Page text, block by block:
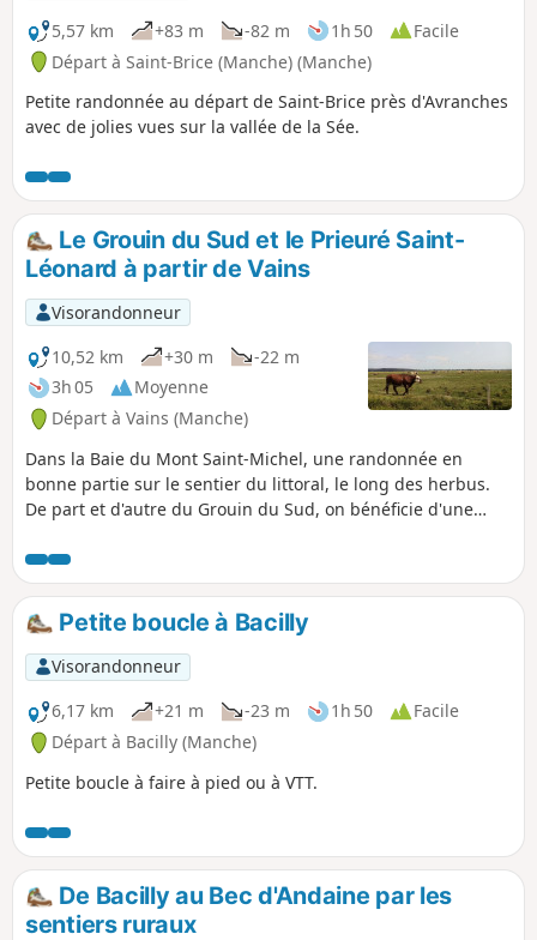
5,57 km
+83 m -82 m 1h 50
Facile
Départ à Saint-Brice (Manche) (Manche)
Petite randonnée au départ de Saint-Brice près d'Avranches
avec de jolies vues sur la vallée de la Sée.
Le Grouin du Sud et le Prieuré Saint-
Léonard à partir de Vains
Visorandonneur
10,52 km
+30 m
-22 m
3h 05
Moyenne
Départ à Vains (Manche)
Dans la Baie du Mont Saint-Michel, une randonnée en
bonne partie sur le sentier du littoral, le long des herbus.
De part et d'autre du Grouin du Sud, on bénéficie d'une
elle-même, le spectacle de la marée montante est
impressionnant. Un retour dans les terres permet de visiter
la belle et émouvante chapelle romane du Prieuré Saint-
Léonard.Petite boucle à Bacilly
Visorandonneur
6,17 km
+21 m -23 m 1h 50
Facile
Départ à Bacilly (Manche)
Petite boucle à faire à pied ou à VTT.
De Bacilly au Bec d'Andaine par les
sentiers ruraux